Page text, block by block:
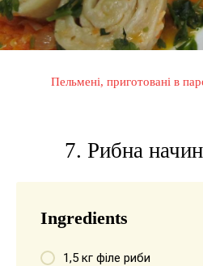
Пельмені, приготовані в
7. Рибна
Ingredients
1,5 кг філе риби